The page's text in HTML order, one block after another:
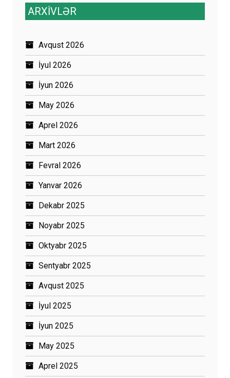
ARXİVLƏR
Avqust 2026
İyul 2026
İyun 2026
May 2026
Aprel 2026
Mart 2026
Fevral 2026
Yanvar 2026
Dekabr 2025
Noyabr 2025
Oktyabr 2025
Sentyabr 2025
Avqust 2025
İyul 2025
İyun 2025
May 2025
Aprel 2025